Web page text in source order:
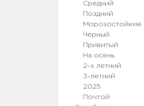
Средний
Поздний
Морозостойкие
Черный
Привитый
На осень
2-х летний
3-летний
2025
Почтой